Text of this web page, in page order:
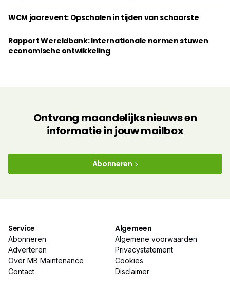
WCM jaarevent: Opschalen in tijden van schaarste
Rapport Wereldbank: Internationale normen stuwen
economische ontwikkeling
Ontvang maandelijks nieuws en
informatie in jouw mailbox
Abonneren
Service
Abonneren
Adverteren
Over MB Maintenance
Contact
Algemeen
Algemene voorwaarden
Privacystatement
Cookies
Disclaimer